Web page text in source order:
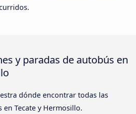
y paradas de autobús en
dónde encontrar todas las
en Tecate y Hermosillo.